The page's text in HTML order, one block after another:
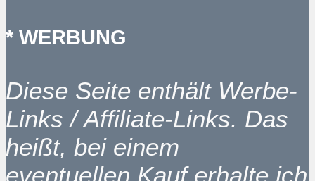
* WERBUNG
Diese Seite enthält Werbe-
Links / Affiliate-Links. Das
heißt, bei einem
eventuellen Kauf erhalte ich